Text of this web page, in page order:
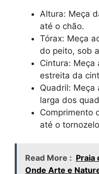
Altura: Meça
até o chão.
Tórax: Meça
do peito, sob
Cintura: Meça
estreita da
Quadril: Meça
larga dos
Comprimento
até o
Read More : Praia
Onde Arte e